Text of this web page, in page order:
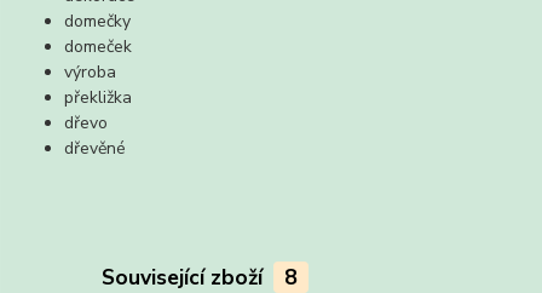
domečky
domeček
výroba
překližka
dřevo
dřevěné
Související zboží 8